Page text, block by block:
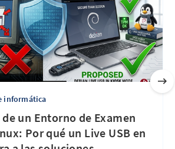
informática
un Entorno de Examen
Por qué un Live USB en